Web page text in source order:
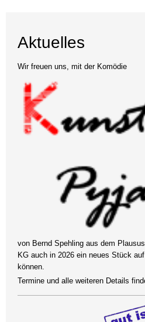
Aktuelles
Wir freuen uns, mit der Komödie
von Bernd Spehling aus dem
KG auch in 2026 ein neues Stück
können.
Termine und alle weiteren Details